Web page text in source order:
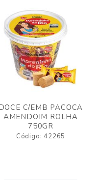
C/EMB PACOCA
AMENDOIM ROLHA
750GR
Código: 42265